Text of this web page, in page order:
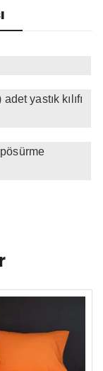
yastık kılıfı